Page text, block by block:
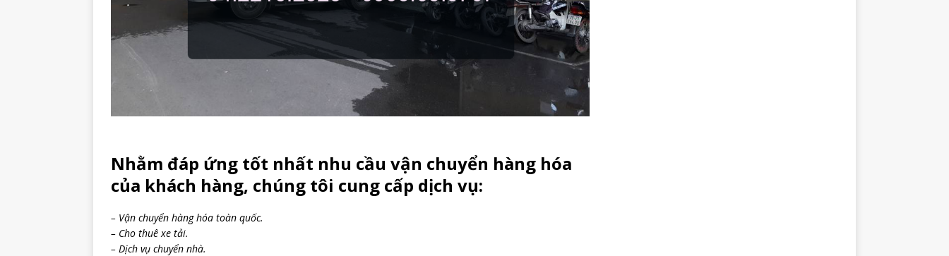
Nhằm đáp ứng tốt nhất nhu cầu vận chuyển hàng hóa
của khách hàng, chúng tôi cung cấp dịch vụ:
– Vận chuyển hàng hóa toàn quốc.
– Cho thuê xe tải.
– Dịch vụ chuyển nhà.